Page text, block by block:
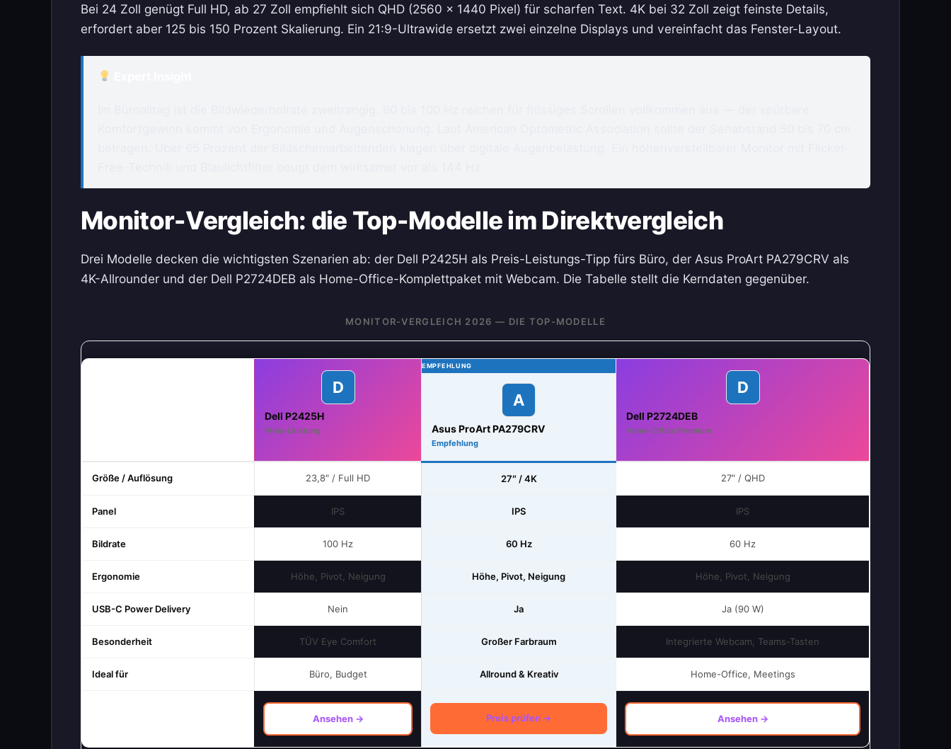
Bei 24 Zoll genügt Full HD, ab 27 Zoll empfiehlt sich QHD (2560 × 1440 Pixel) für scharfen Text. 4K bei 32 Zoll zeigt feinste Details,
erfordert aber 125 bis 150 Prozent Skalierung. Ein 21:9-Ultrawide ersetzt zwei einzelne Displays und vereinfacht das Fenster-Layout.
Monitor-Vergleich: die Top-Modelle im Direktvergleich
Drei Modelle decken die wichtigsten Szenarien ab: der Dell P2425H als Preis-Leistungs-Tipp fürs Büro, der Asus ProArt PA279CRV als
4K-Allrounder und der Dell P2724DEB als Home-Office-Komplettpaket mit Webcam. Die Tabelle stellt die Kerndaten gegenüber.
MONITOR-VERGLEICH 2026 — DIE TOP-MODELLE
D
Dell P2425H
Preis-Leistung
EMPFEHLUNG
A
Asus ProArt PA279CRV
Empfehlung
D
Dell P2724DEB
Home-Office Premium
Größe / Auflösung 23,8″ / Full HD 27″ / 4K 27″ / QHD
Panel IPS IPS IPS
Bildrate 100 Hz 60 Hz 60 Hz
Ergonomie Höhe, Pivot, Neigung Höhe, Pivot, Neigung Höhe, Pivot, Neigung
USB-C Power Delivery Nein Ja Ja (90 W)
Besonderheit TÜV Eye Comfort Großer Farbraum Integrierte Webcam, Teams-Tasten
Ideal für Büro, Budget Allround & Kreativ Home-Office, Meetings
Ansehen → Preis prüfen → Ansehen →